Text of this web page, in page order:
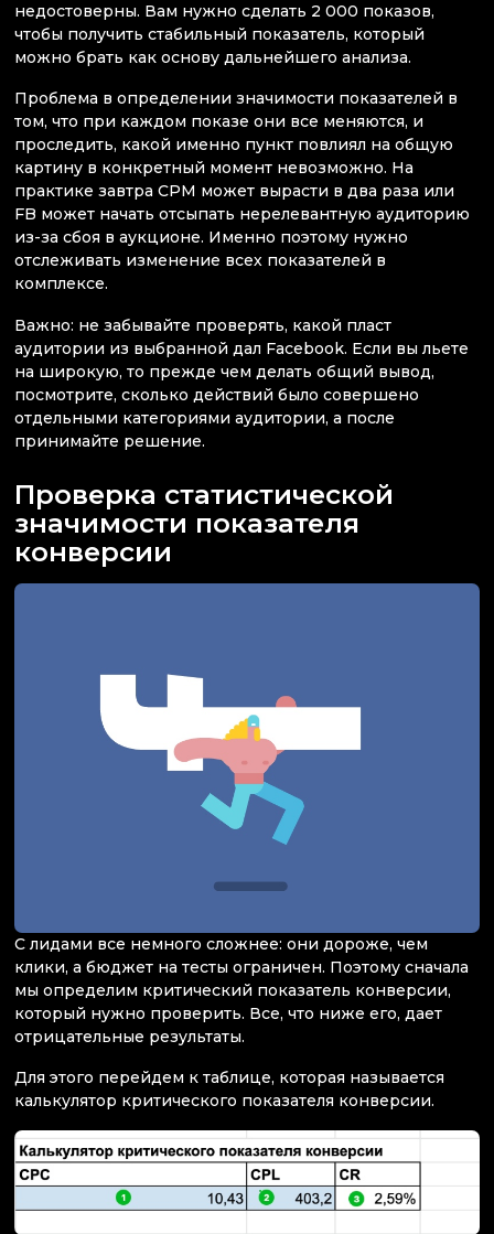
недостоверны. Вам нужно сделать 2 000 показов,
чтобы получить стабильный показатель, который
можно брать как основу дальнейшего анализа.
Проблема в определении значимости показателей в
том, что при каждом показе они все меняются, и
проследить, какой именно пункт повлиял на общую
картину в конкретный момент невозможно. На
практике завтра CPM может вырасти в два раза или
FB может начать отсыпать нерелевантную аудиторию
из-за сбоя в аукционе. Именно поэтому нужно
отслеживать изменение всех показателей в
комплексе.
Важно: не забывайте проверять, какой пласт
аудитории из выбранной дал Facebook. Если вы льете
на широкую, то прежде чем делать общий вывод,
посмотрите, сколько действий было совершено
отдельными категориями аудитории, а после
принимайте решение.
Проверка статистической
значимости показателя
конверсии
С лидами все немного сложнее: они дороже, чем
клики, а бюджет на тесты ограничен. Поэтому сначала
мы определим критический показатель конверсии,
который нужно проверить. Все, что ниже его, дает
отрицательные результаты.
Для этого перейдем к таблице, которая называется
калькулятор критического показателя конверсии.